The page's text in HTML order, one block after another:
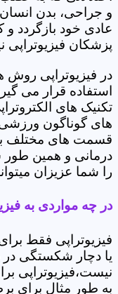
و جراحی، بدن
عادی خود بازگردد و
پزشکان فیزیوتراپی
در فیزیوتراپی روش
استفاده قرار می
تکنیک های
های گوناگون
قسمت های مختلف
درمانی و همین طور
را شما عزیزان
در چه مواردی به
فیزیوتراپی فقط
یا دچار شکستگی
نیست،فیزیوتراپی
به طور مثال برای